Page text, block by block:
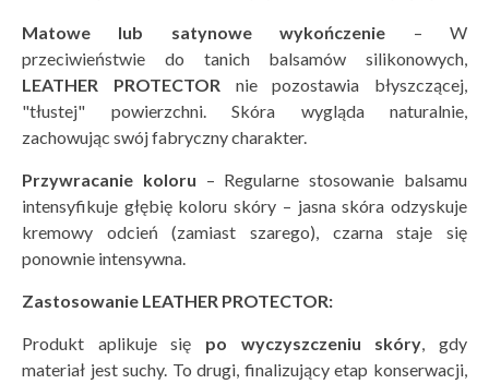
Matowe lub satynowe wykończenie – W
przeciwieństwie do tanich balsamów silikonowych,
LEATHER PROTECTOR nie pozostawia błyszczącej,
"tłustej" powierzchni. Skóra wygląda naturalnie,
zachowując swój fabryczny charakter.
Przywracanie koloru – Regularne stosowanie balsamu
intensyfikuje głębię koloru skóry – jasna skóra odzyskuje
kremowy odcień (zamiast szarego), czarna staje się
ponownie intensywna.
Zastosowanie LEATHER PROTECTOR:
Produkt aplikuje się po wyczyszczeniu skóry, gdy
materiał jest suchy. To drugi, finalizujący etap konserwacji,